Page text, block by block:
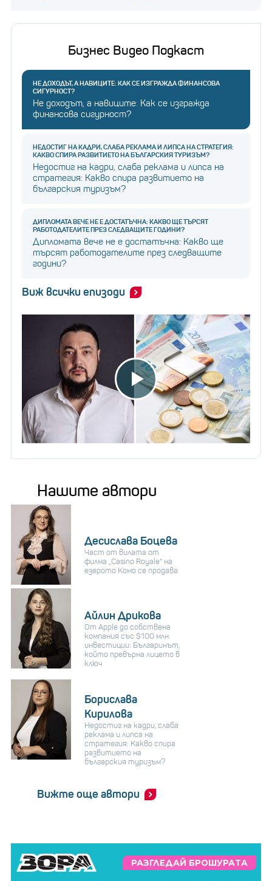
Бизнес Видео Подкаст
НЕ ДОХОДЪТ, А НАВИЦИТЕ: КАК СЕ ИЗГРАЖДА ФИНАНСОВА
СИГУРНОСТ?
Не доходът, а навиците: Как се изгражда
финансова сигурност?
НЕДОСТИГ НА КАДРИ, СЛАБА РЕКЛАМА И ЛИПСА НА СТРАТЕГИЯ:
КАКВО СПИРА РАЗВИТИЕТО НА БЪЛГАРСКИЯ ТУРИЗЪМ?
Недостиг на кадри, слаба реклама и липса на
стратегия: Какво спира развитието на
българския туризъм?
ДИПЛОМАТА ВЕЧЕ НЕ Е ДОСТАТЪЧНА: КАКВО ЩЕ ТЪРСЯТ
РАБОТОДАТЕЛИТЕ ПРЕЗ СЛЕДВАЩИТЕ ГОДИНИ?
Дипломата вече не е достатъчна: Какво ще
търсят работодателите през следващите
години?
Виж всички епизоди
Нашите автори
Десислава Боцева
Част от вилата от
филма „Casino Royale“ на
езерото Комо се продава
Айлин Дрикова
От Apple до собствена
компания със $100 млн.
инвестиции: Българинът,
който превърна лицето в
ключ
Борислава
Кирилова
Недостиг на кадри, слаба
реклама и липса на
стратегия: Какво спира
развитието на
българския туризъм?
Вижте още автори
РАЗГЛЕДАЙ БРОШУРАТА